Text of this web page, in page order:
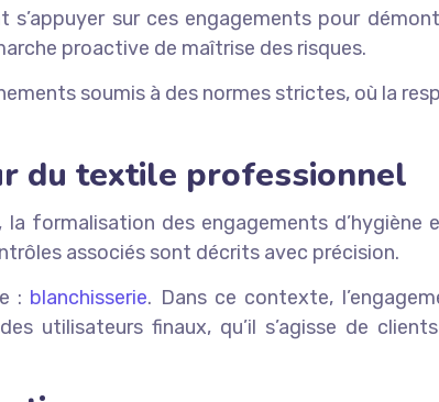
sur ces engagements pour
proactive de maîtrise des risques.
soumis à des normes strictes, où la
du textile professionnel
formalisation des engagements d’hygiène
associés sont décrits avec précision.
: blanchisserie. Dans ce contexte,
utilisateurs finaux, qu’il s’agisse de